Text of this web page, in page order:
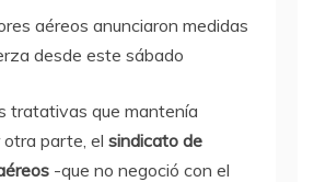
aéreos anunciaron medidas
desde este sábado
tratativas que mantenía
otra parte, el sindicato de
-que no negoció con el